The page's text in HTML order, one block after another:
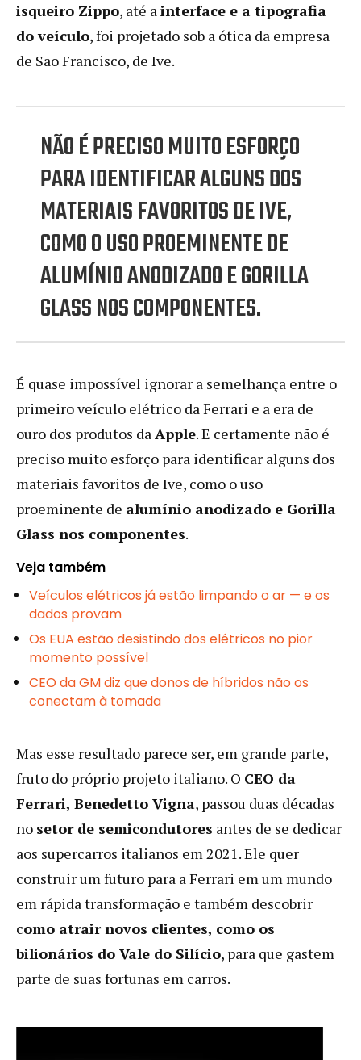
isqueiro Zippo, até ainterface e a tipografia
do veículo, foi projetado sob a ótica da empresa
de São Francisco, de Ive.
NÃO É PRECISO MUITO ESFORÇO
PARA IDENTIFICAR ALGUNS DOS
MATERIAIS FAVORITOS DE IVE,
COMO O USO PROEMINENTE DE
ALUMÍNIO ANODIZADO E GORILLA
GLASS NOS COMPONENTES.
É quase impossível ignorar a semelhança entre o
primeiro veículo elétrico da Ferrari e a era de
ouro dos produtos daApple. E certamente não é
preciso muito esforço para identificar alguns dos
materiais favoritos de Ive, como o uso
proeminente de alumínio anodizado e Gorilla
Glass nos componentes.
Veja também
Veículos elétricos já estão limpando o ar — e os
dados provam
Os EUA estão desistindo dos elétricos no pior
momento possível
CEO da GM diz que donos de híbridos não os
conectam à tomada
Mas esse resultado parece ser, em grande parte,
fruto do próprio projeto italiano. O CEO da
Ferrari, Benedetto Vigna, passou duas décadas
no setor de semicondutores antes de se dedicar
aos supercarros italianos em 2021. Ele quer
construir um futuro para a Ferrari em um mundo
em rápida transformação e também descobrir
como atrair novos clientes, como os
bilionários do Vale do Silício, para que gastem
parte de suas fortunas em carros.